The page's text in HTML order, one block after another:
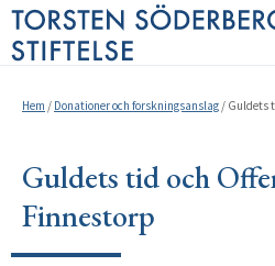
Hem / Donationer och forskningsanslag / Guldets
Guldets tid och
Finnestorp